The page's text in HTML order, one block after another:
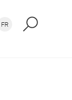
FR